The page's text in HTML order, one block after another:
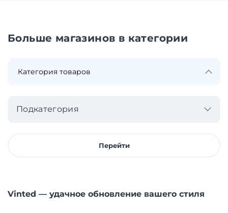
Больше магазинов в категории
Подкатегория
Перейти
Vinted — удачное обновление вашего стиля